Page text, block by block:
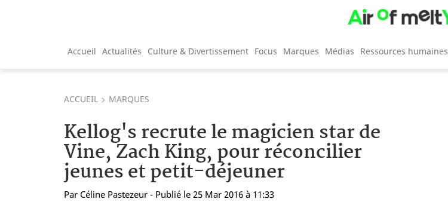
Accueil Actualités Culture & Divertissement Focus Marques Médias Ressources humaines
ACCUEIL MARQUES
Kellog's recrute le magicien star de
Vine, Zach King, pour réconcilier
jeunes et petit-déjeuner
Par Céline Pastezeur - Publié le 25 Mar 2016 à 11:33